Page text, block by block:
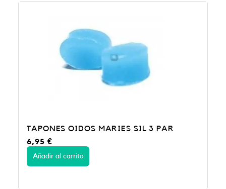
TAPONES OIDOS MARIES SIL 3 PAR
6,95 €
Añadir al carrito